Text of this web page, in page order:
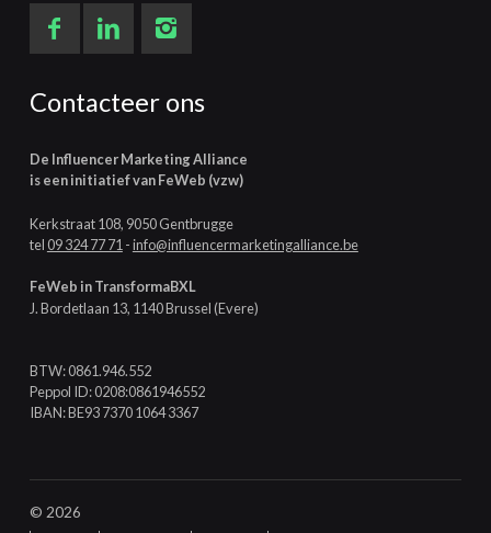
Contacteer ons
De Influencer Marketing Alliance
is een initiatief van FeWeb (vzw)
Kerkstraat 108, 9050 Gentbrugge
tel09 324 77 71 -info@influencermarketingalliance.be
FeWeb in TransformaBXL
J. Bordetlaan 13, 1140 Brussel (Evere)
BTW: 0861.946.552
Peppol ID: 0208:0861946552
IBAN: BE93 7370 1064 3367
© 2026